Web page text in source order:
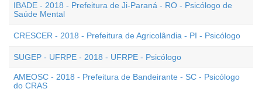
IBADE - 2018 - Prefeitura de Ji-Paraná - RO - Psicólogo de
Saúde Mental
CRESCER - 2018 - Prefeitura de Agricolândia - PI - Psicólogo
SUGEP - UFRPE - 2018 - UFRPE - Psicólogo
AMEOSC - 2018 - Prefeitura de Bandeirante - SC - Psicólogo
do CRAS